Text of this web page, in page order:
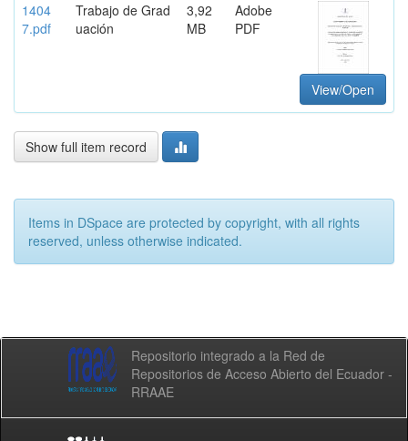
1404
7.pdf
Trabajo de Grad
uación
3,92
MB
Adobe
PDF
View/Open
Show full item record
Items in DSpace are protected by copyright, with all rights
reserved, unless otherwise indicated.
Repositorio integrado a la Red de
Repositorios de Acceso Abierto del Ecuador -
RRAAE